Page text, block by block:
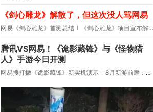
《剑心雕龙》解散了，但这次没人骂网易
网易《剑心雕龙》首测总结 《剑心雕龙》项目宣布解散
腾讯VS网易！《诡影藏锋》与《怪物猎
人》手游今日开测
网易搜打撤《诡影藏锋》新实机演示 8月新游前瞻：《诡秘之主》领衔